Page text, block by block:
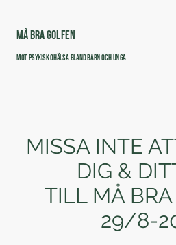
Må Bra Golfen
mot psykisk ohälsa bland barn och unga
MISSA INTE
DIG &
TILL MÅ
29/8-